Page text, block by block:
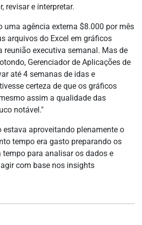
revisar e interpretar.
uma agência externa $8.000 por mês
arquivos do Excel em gráficos
reunião executiva semanal. Mas de
Gerenciador de Aplicações de
até 4 semanas de idas e
certeza de que os gráficos
assim a qualidade das
notável."
estava aproveitando plenamente o
tempo era gasto preparando os
para analisar os dados e
com base nos insights